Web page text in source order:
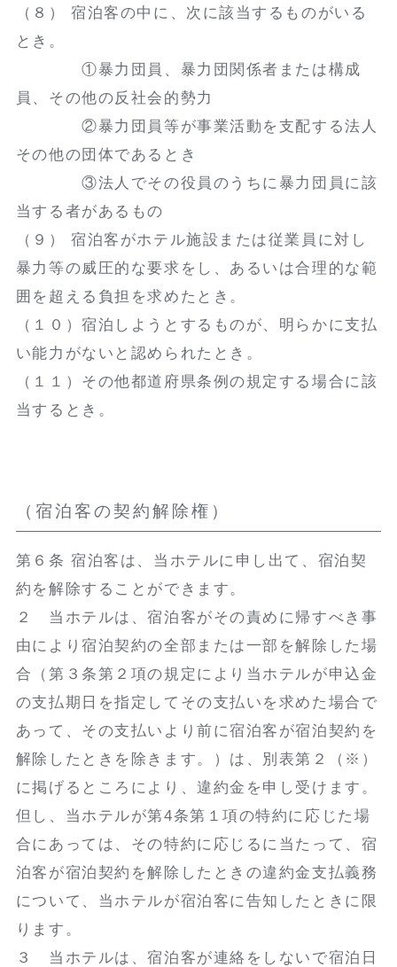
（８） 宿泊客の中に、次に該当するものがいる
とき。
①暴力団員、暴力団関係者または構成
員、その他の反社会的勢力
②暴力団員等が事業活動を支配する法人
その他の団体であるとき
③法人でその役員のうちに暴力団員に該
当する者があるもの
（９） 宿泊客がホテル施設または従業員に対し
暴力等の威圧的な要求をし、あるいは合理的な範
囲を超える負担を求めたとき。
（１０）宿泊しようとするものが、明らかに支払
い能力がないと認められたとき。
（１１）その他都道府県条例の規定する場合に該
当するとき。
（宿泊客の契約解除権）
第６条 宿泊客は、当ホテルに申し出て、宿泊契
約を解除することができます。
２ 当ホテルは、宿泊客がその責めに帰すべき事
由により宿泊契約の全部または一部を解除した場
合（第３条第２項の規定により当ホテルが申込金
の支払期日を指定してその支払いを求めた場合で
あって、その支払いより前に宿泊客が宿泊契約を
解除したときを除きます。）は、別表第２（※）
に掲げるところにより、違約金を申し受けます。
但し、当ホテルが第4条第１項の特約に応じた場
合にあっては、その特約に応じるに当たって、宿
泊客が宿泊契約を解除したときの違約金支払義務
について、当ホテルが宿泊客に告知したときに限
ります。
３ 当ホテルは、宿泊客が連絡をしないで宿泊日